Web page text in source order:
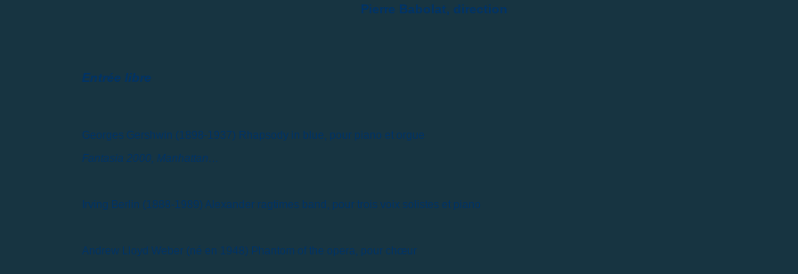
Pierre Babolat, direction
Entrée libre
Georges Gershwin (1898-1937) Rhapsody in blue, pour piano et orgue
Fantasia 2000, Manhattan…
Irving Berlin (1888-1989) Alexander ragtimes band, pour trois voix solistes et piano
Andrew Lloyd Weber (né en 1948) Phantom of the opera, pour chœur